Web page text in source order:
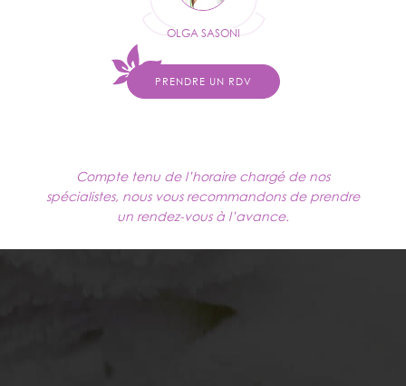
OLGA SASONI
PRENDRE UN RDV
Compte tenu de l’horaire chargé de nos
spécialistes, nous vous recommandons de prendre
un rendez-vous à l’avance.